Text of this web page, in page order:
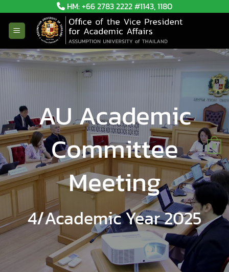
content
HM: +66 2783 2222 #1143, 1180
0
AU Academic
Committee
Meeting
4/Academic Year 2025